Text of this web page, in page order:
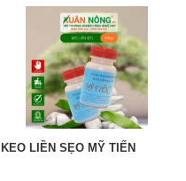
KEO LIỀN SẸO MỸ TIẾN